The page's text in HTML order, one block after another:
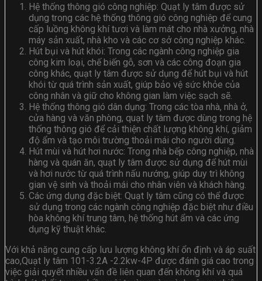
Hệ thống thông gió công nghiệp: Quạt ly tâm được sử
dụng trong các hệ thống thông gió công nghiệp để cung
cấp luồng không khí tươi và làm mát cho nhà xưởng, nhà
máy sản xuất, nhà kho và các cơ sở công nghiệp khác.
Hút bụi và hút khói: Trong các ngành công nghiệp gia
công kim loại, chế biến gỗ, sơn và các công đoạn gia
công khác, quạt ly tâm được sử dụng để hút bụi và hút
khói từ quá trình sản xuất, giúp bảo vệ sức khỏe của
công nhân và giữ cho không gian làm việc sạch sẽ.
Hệ thống thông gió dân dụng: Trong các tòa nhà, nhà ở,
cửa hàng và văn phòng, quạt ly tâm được dùng trong hệ
thống thông gió để cải thiện chất lượng không khí, giảm
độ ẩm và tạo môi trường thoải mái cho người dùng.
Hút mùi và hút hơi nước: Trong nhà bếp công nghiệp, nhà
hàng và quán ăn, quạt ly tâm được sử dụng để hút mùi
và hơi nước từ quá trình nấu nướng, giúp duy trì không
gian vệ sinh và thoải mái cho nhân viên và khách hàng.
Các ứng dụng đặc biệt: Quạt ly tâm cũng có thể được
sử dụng trong các ngành công nghiệp đặc biệt như điều
hòa không khí trung tâm, hệ thống hút ẩm và các ứng
dụng kỹ thuật khác.
Với khả năng cung cấp lưu lượng không khí ổn định và áp suất
cao,Quạt ly tâm 101-3.2A -2.2kw-4P được đánh giá cao trong
việc giải quyết nhiều vấn đề liên quan đến không khí và quá